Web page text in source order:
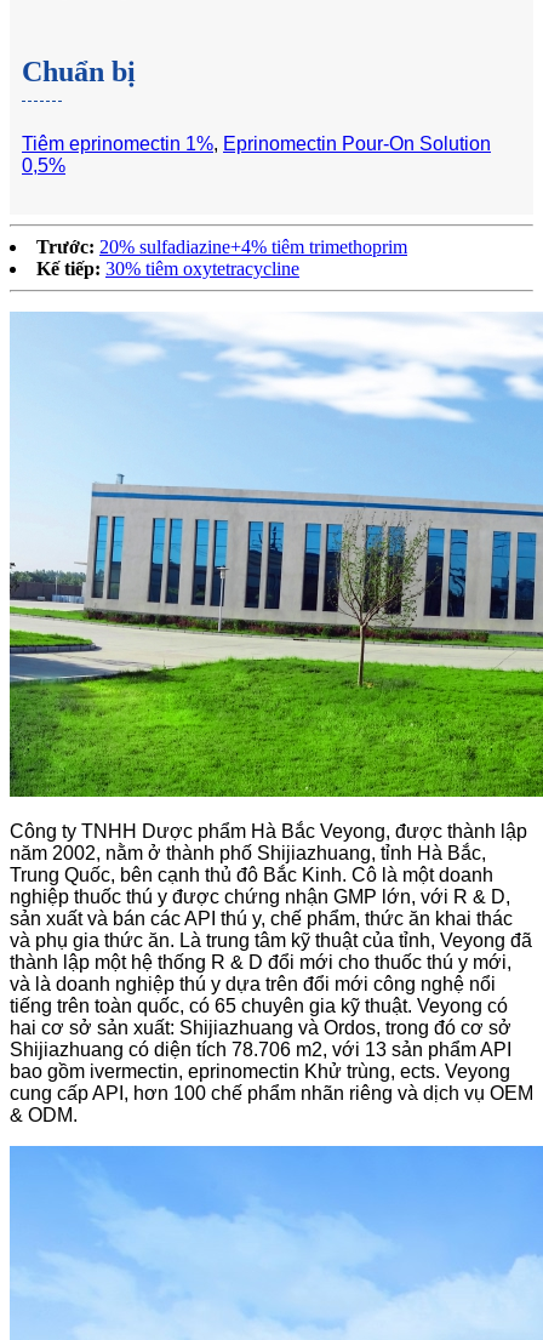
Chuẩn bị
Tiêm eprinomectin 1%, Eprinomectin Pour-On Solution
0,5%
Trước: 20% sulfadiazine+4% tiêm trimethoprim
Kế tiếp: 30% tiêm oxytetracycline
Công ty TNHH Dược phẩm Hà Bắc Veyong, được thành lập
năm 2002, nằm ở thành phố Shijiazhuang, tỉnh Hà Bắc,
Trung Quốc, bên cạnh thủ đô Bắc Kinh. Cô là một doanh
nghiệp thuốc thú y được chứng nhận GMP lớn, với R & D,
sản xuất và bán các API thú y, chế phẩm, thức ăn khai thác
và phụ gia thức ăn. Là trung tâm kỹ thuật của tỉnh, Veyong đã
thành lập một hệ thống R & D đổi mới cho thuốc thú y mới,
và là doanh nghiệp thú y dựa trên đổi mới công nghệ nổi
tiếng trên toàn quốc, có 65 chuyên gia kỹ thuật. Veyong có
hai cơ sở sản xuất: Shijiazhuang và Ordos, trong đó cơ sở
Shijiazhuang có diện tích 78.706 m2, với 13 sản phẩm API
bao gồm ivermectin, eprinomectin Khử trùng, ects. Veyong
cung cấp API, hơn 100 chế phẩm nhãn riêng và dịch vụ OEM
& ODM.